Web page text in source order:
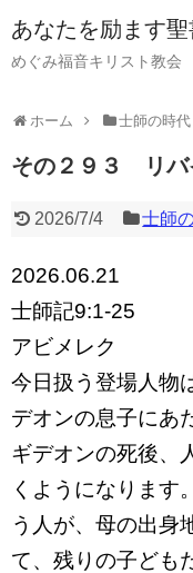
あなたを励ます
めぐみ福音キリスト教会
ホーム 士師の時代
その２９３ リバ
2026/7/4 士師
2026.06.21
士師記9:1-25
アビメレク
今日扱う登場人物
デオンの息子にあ
ギデオンの死後、
くようになります
う人が、母の出身
て、残りの子ども